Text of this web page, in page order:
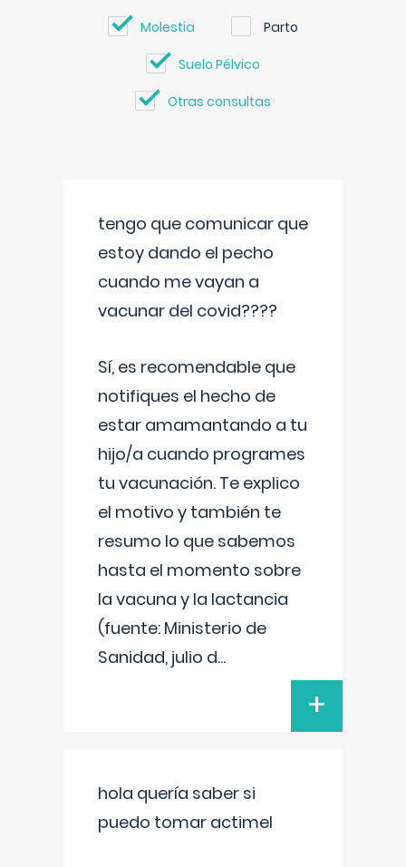
Molestia Parto
Suelo Pélvico
Otras consultas
tengo que comunicar que
estoy dando el pecho
cuando me vayan a
vacunar del covid????
Sí, es recomendable que
notifiques el hecho de
estar amamantando a tu
hijo/a cuando programes
tu vacunación. Te explico
el motivo y también te
resumo lo que sabemos
hasta el momento sobre
la vacuna y la lactancia
(fuente: Ministerio de
Sanidad, julio d...
+
hola quería saber si
puedo tomar actimel